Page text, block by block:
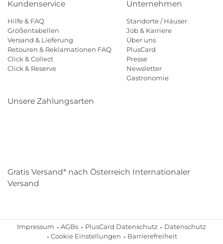
Kundenservice
Hilfe & FAQ
Größentabellen
Versand & Lieferung
Retouren & Reklamationen FAQ
Click & Collect
Click & Reserve
Unternehmen
Standorte / Häuser
Job & Karriere
Über uns
PlusCard
Presse
Newsletter
Gastronomie
Unsere Zahlungsarten
Gratis Versand* nach Österreich Internationaler
Versand
Impressum AGBs PlusCard Datenschutz
Datenschutz
Cookie Einstellungen
Barrierefreiheit